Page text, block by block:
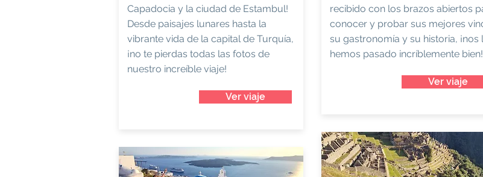
Capadocia y la ciudad de Estambul!
Desde paisajes lunares hasta la
vibrante vida de la capital de Turquía,
¡no te pierdas todas las fotos de
nuestro increíble viaje!
Ver viaje
recibido con los brazos abiertos
conocer y probar sus mejores
su gastronomía y su historia, ¡nos
hemos pasado incríblemente bien!
Ver viaje